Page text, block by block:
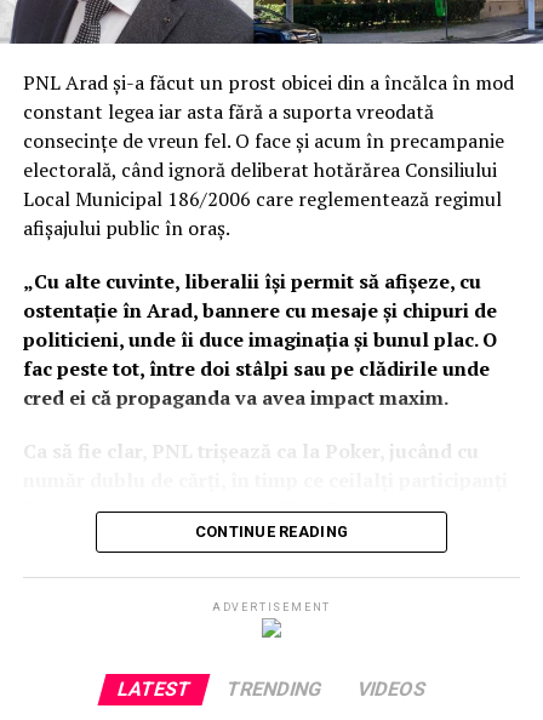
produce cât mai curând.
PNL Arad și-a făcut un prost obicei din a încălca în mod
constant legea iar asta fără a suporta vreodată
consecințe de vreun fel. O face și acum în precampanie
electorală, când ignoră deliberat hotărărea Consiliului
Local Municipal 186/2006 care reglementează regimul
afișajului public în oraș.
„Cu alte cuvinte, liberalii își permit să afișeze, cu
ostentație în Arad, bannere cu mesaje și chipuri de
politicieni, unde îi duce imaginația și bunul plac. O
fac peste tot, între doi stâlpi sau pe clădirile unde
cred ei că propaganda va avea impact maxim.
Ca să fie clar, PNL trișează ca la Poker, jucând cu
la joc se conformează regulilor. Pentru
conformitate, organizația locală PSD Arad respectă
De altfel, PSD Arad a sesizat in scris Politia Locala,
președintele organizației municipale PSD Arad Ilie
CONTINUE READING
ADVERTISEMENT
LATEST TRENDING VIDEOS